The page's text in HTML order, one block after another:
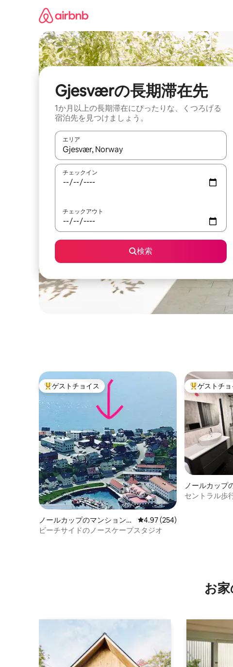
Gjesværの長期滞在先
1か月以上の長期滞在にぴったりな、くつろげる
宿泊先を見つけましょう。
エリア
検索結果が表示されたら、上下の矢印キーを使って移
チェックイン
チェックアウト
検索
大好評のゲストチョイスです。
ゲストチョイス
ノールカップのマンション・
アパート
レビュー254件、5つ星中
4.97 (254)
ビーチサイドのノースケープスタジオ
大好評のゲ
ゲストチョ
ノールカップ
アパート
セントラル歩
お